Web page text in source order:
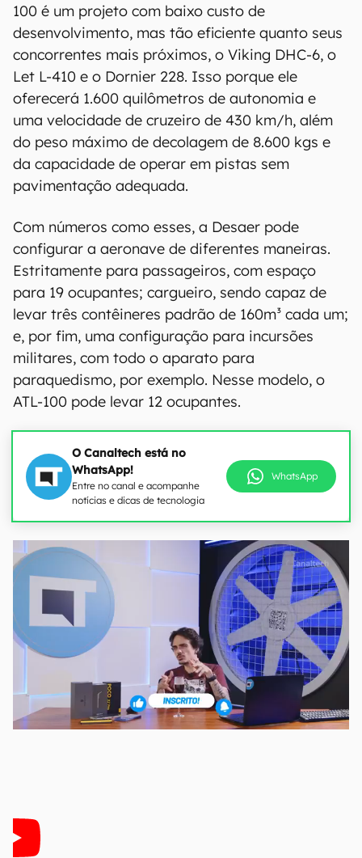
100 é um projeto com baixo custo de
desenvolvimento, mas tão eficiente quanto seus
concorrentes mais próximos, o Viking DHC-6, o
Let L-410 e o Dornier 228. Isso porque ele
oferecerá 1.600 quilômetros de autonomia e
uma velocidade de cruzeiro de 430 km/h, além
do peso máximo de decolagem de 8.600 kgs e
da capacidade de operar em pistas sem
pavimentação adequada.
Com números como esses, a Desaer pode
configurar a aeronave de diferentes maneiras.
Estritamente para passageiros, com espaço
para 19 ocupantes; cargueiro, sendo capaz de
levar três contêineres padrão de 160m³ cada um;
e, por fim, uma configuração para incursões
militares, com todo o aparato para
paraquedismo, por exemplo. Nesse modelo, o
ATL-100 pode levar 12 ocupantes.
O Canaltech está no
WhatsApp!
Entre no canal e acompanhe
notícias e dicas de tecnologia
WhatsApp